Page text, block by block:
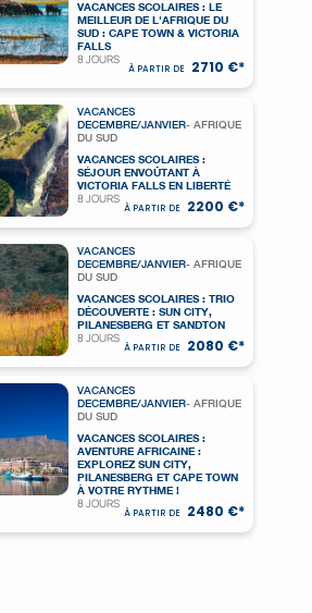
VACANCES SCOLAIRES : LE
MEILLEUR DE L'AFRIQUE DU
SUD : CAPE TOWN & VICTORIA
FALLS
8 JOURS
À PARTIR DE 2710 €*
VACANCES
DECEMBRE/JANVIER- AFRIQUE
DU SUD
VACANCES SCOLAIRES :
SÉJOUR ENVOÛTANT À
VICTORIA FALLS EN LIBERTÉ
8 JOURS
À PARTIR DE 2200 €*
VACANCES
DECEMBRE/JANVIER- AFRIQUE
DU SUD
VACANCES SCOLAIRES : TRIO
DÉCOUVERTE : SUN CITY,
PILANESBERG ET SANDTON
8 JOURS
À PARTIR DE 2080 €*
VACANCES
DECEMBRE/JANVIER- AFRIQUE
DU SUD
VACANCES SCOLAIRES :
AVENTURE AFRICAINE :
EXPLOREZ SUN CITY,
PILANESBERG ET CAPE TOWN
À VOTRE RYTHME !
8 JOURS
À PARTIR DE 2480 €*